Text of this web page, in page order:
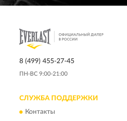
8 (499) 455-27-45
ПН-ВС 9:00-21:00
СЛУЖБА ПОДДЕРЖКИ
Контакты